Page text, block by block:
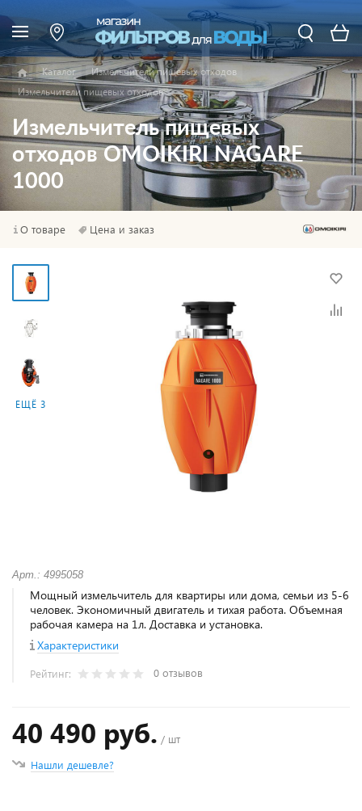
Каталог
Измельчители пищевых отходов
Измельчители пищевых отходов
Измельчитель пищевых
отходов OMOIKIRI NAGARE
1000
О товаре Цена и заказ
ЕЩЁ 3
Арт.: 4995058
Мощный измельчитель для квартиры или дома, семьи из 5-6
человек. Экономичный двигатель и тихая работа. Объемная
рабочая камера на 1л. Доставка и установка.
Характеристики
Рейтинг: 0 отзывов
40 490 руб. / шт
Нашли дешевле?